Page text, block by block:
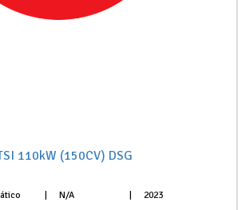
110kW (150CV) DSG
N/A 2023